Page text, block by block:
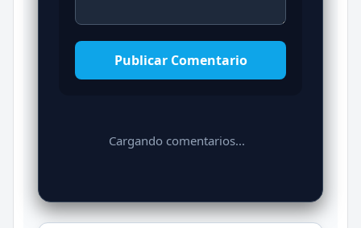
Publicar Comentario
Cargando comentarios...